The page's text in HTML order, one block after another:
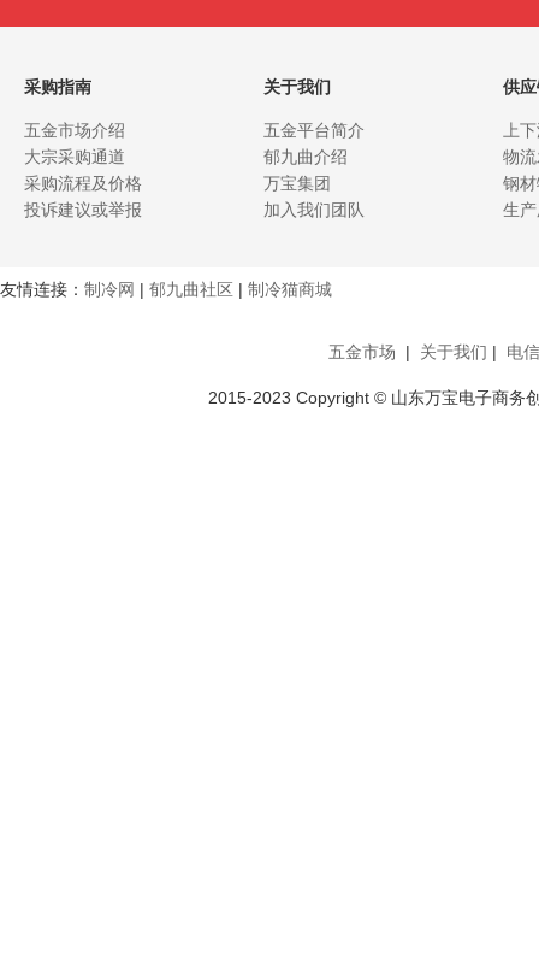
采购指南
五金市场介绍
大宗采购通道
采购流程及价格
投诉建议或举报
关于我们
五金平台简介
郁九曲介绍
万宝集团
加入我们团队
供
上
物
钢
生
友情连接： 制冷网 | 郁九曲社区 | 制冷猫商城
五金市场 | 关于我们 | 电
2015-2023 Copyright © 山东万宝电子商务